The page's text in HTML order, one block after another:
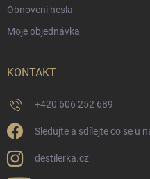
Obnovení hesla
Moje objednávka
KONTAKT
+420 606 252 689
Sledujte a sdílejte co se u
destilerka.cz